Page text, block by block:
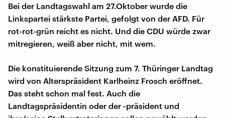
Bei der Landtagswahl am 27.Oktober wurde die
Linkspartei stärkste Partei, gefolgt von der AFD. Für
rot-rot-grün reicht es nicht. Und die CDU würde zwar
mitregieren, weiß aber nicht, mit wem.
Die konstituierende Sitzung zum 7. Thüringer Landtag
wird von Alterspräsident Karlheinz Frosch eröffnet.
Das steht schon mal fest. Auch die
Landtagspräsidentin oder der -präsident und